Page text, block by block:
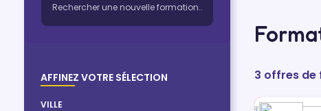
AFFINEZ VOTRE SÉLECTION
VILLE
3 offres de